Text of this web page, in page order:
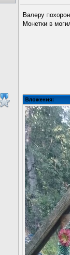
Валеру
Монетки в
Вложения: